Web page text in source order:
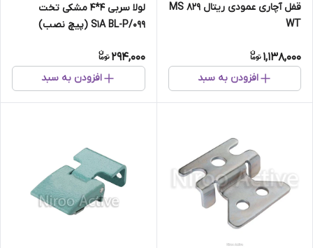
قفل آچاری عمودی ریتال MS ۸۲۹
WT
1,138,000
افزودن به سبد
لولا سربی ۴*۴ مشکی تخت
۰۹۹/S۱A BL-P (پیچ نصب)
294,000
افزودن به سبد